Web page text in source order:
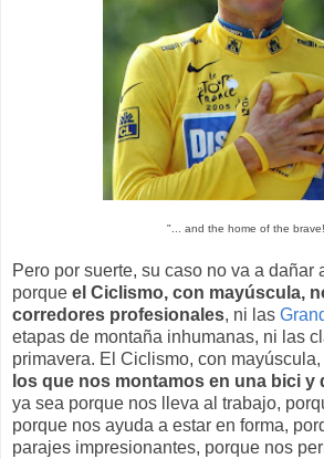
"... and the home of the
Pero por suerte, su caso no va a dañar
porque el Ciclismo, con mayúscula,
corredores profesionales, ni las
etapas de montaña inhumanas, ni las
primavera. El Ciclismo, con
los que nos montamos en una bici y
ya sea porque nos lleva al trabajo,
porque nos ayuda a estar en forma,
parajes impresionantes, porque nos